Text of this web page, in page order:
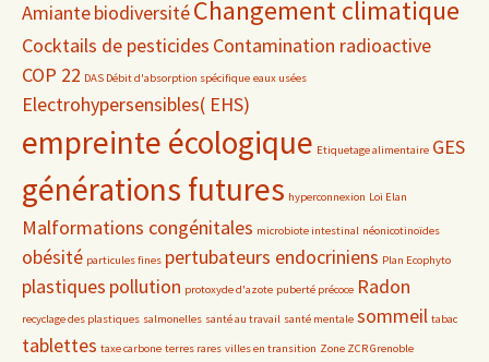
AmiantebiodiversitéChangement climatique
Cocktails de pesticides Contamination radioactive
COP 22 DAS Débit d'absorption spécifique eaux usées
Electrohypersensibles( EHS)
empreinte écologique Etiquetage alimentaire GES
générations futures hyperconnexion Loi Elan
Malformations congénitales microbiote intestinal néonicotinoïdes
obésité particules fines pertubateurs endocriniens Plan Ecophyto
plastiques pollution protoxyde d'azote puberté précoce Radon
recyclage des plastiques salmonelles santé au travail santé mentale sommeil tabac
tablettes taxe carbone terres rares villes en transition Zone ZCR Grenoble